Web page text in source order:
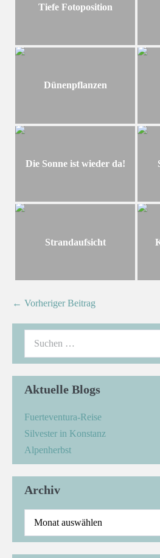
Tiefe Fotoposition
Dünenpflanzen
Die Sonne ist wieder da!
Strandaufsicht
← Vorheriger Beitrag
Aktuelle Blogs
Fuerteventura-Reise
Silvester in Konstanz
Alpenherbst
Archiv